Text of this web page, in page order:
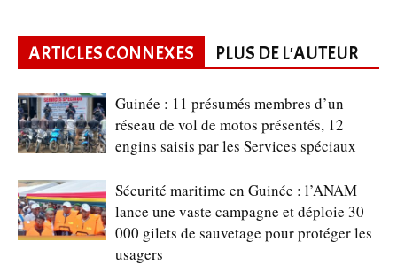
ARTICLES CONNEXES PLUS DE L'AUTEUR
Guinée : 11 présumés membres d’un
réseau de vol de motos présentés, 12
engins saisis par les Services spéciaux
Sécurité maritime en Guinée : l’ANAM
lance une vaste campagne et déploie 30
000 gilets de sauvetage pour protéger les
usagers